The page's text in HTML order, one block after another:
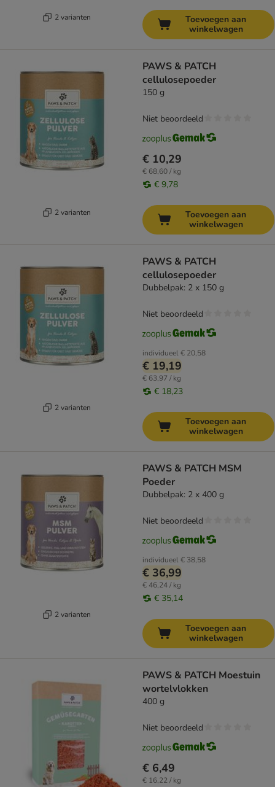
2 varianten
Toevoegen aan
winkelwagen
2 varianten
PAWS & PATCH
cellulosepoeder
150 g
€ 10,29
€ 68,60 / kg
€ 9,78
Niet beoordeeld
Toevoegen aan
winkelwagen
2 varianten
PAWS & PATCH
cellulosepoeder
Dubbelpak: 2 x 150 g
individueel€ 20,58
€ 19,19
€ 63,97 / kg
€ 18,23
Niet beoordeeld
Toevoegen aan
winkelwagen
2 varianten
PAWS & PATCH MSM
Poeder
Dubbelpak: 2 x 400 g
individueel€ 38,58
€ 36,99
€ 46,24 / kg
€ 35,14
Niet beoordeeld
Toevoegen aan
winkelwagen
PAWS & PATCH Moestuin
wortelvlokken
400 g
€ 6,49
€ 16,22 / kg
Niet beoordeeld